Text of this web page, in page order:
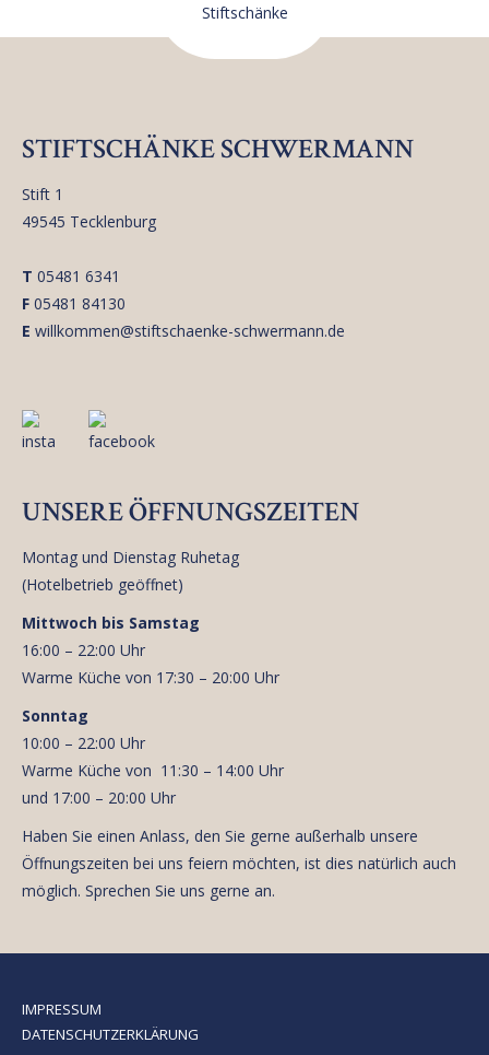
STIFTSCHÄNKE SCHWERMANN
Stift 1
49545 Tecklenburg
T 05481 6341
F 05481 84130
E willkommen@stiftschaenke-schwermann.de
UNSERE ÖFFNUNGSZEITEN
Montag und Dienstag Ruhetag
(Hotelbetrieb geöffnet)
Mittwoch bis Samstag
16:00 – 22:00 Uhr
Warme Küche von 17:30 – 20:00 Uhr
Sonntag
10:00 – 22:00 Uhr
Warme Küche von 11:30 – 14:00 Uhr
und 17:00 – 20:00 Uhr
Haben Sie einen Anlass, den Sie gerne außerhalb unsere
Öffnungszeiten bei uns feiern möchten, ist dies natürlich auch
möglich. Sprechen Sie uns gerne an.
IMPRESSUM
DATENSCHUTZERKLÄRUNG